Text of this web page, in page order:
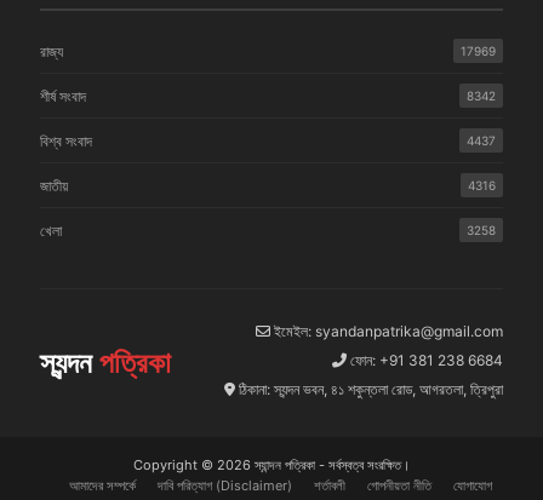
রাজ্য 17969
শীর্ষ সংবাদ 8342
বিশ্ব সংবাদ 4437
জাতীয় 4316
খেলা 3258
স্যন্দনপত্রিকা
ইমেইল: syandanpatrika@gmail.com
ফোন: +91 381 238 6684
ঠিকানা: স্যন্দন ভবন, ৪১ শকুন্তলা রোড, আগরতলা, ত্রিপুরা
Copyright © 2026 স্যান্দন পত্রিকা - সর্বস্বত্ব সংরক্ষিত।
আমাদের সম্পর্কে
দাবি পরিত্যাগ (Disclaimer) শর্তাবলী গোপনীয়তা নীতি
যোগাযোগ